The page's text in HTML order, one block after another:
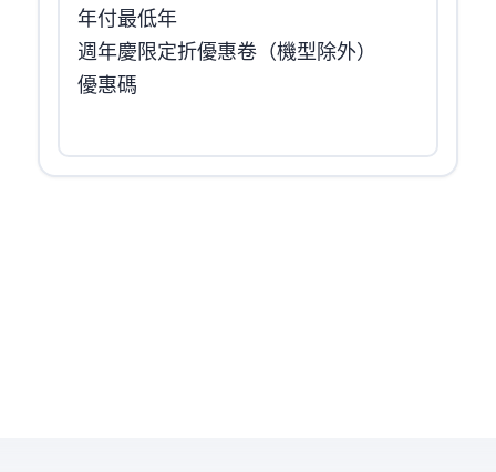
年付 最低 $246.99 / 年
週年慶限定 85折VDS優惠卷（Lite機型除外）
優惠碼